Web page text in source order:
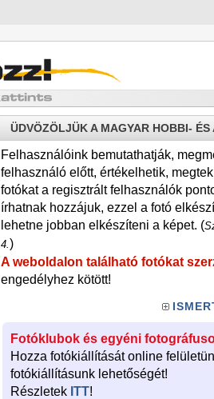
ÜDVÖZÖLJÜK A MAGYAR HOBBI-
Felhasználóink bemutathatják,
felhasználó előtt, értékelhetik,
fotókat a regisztrált felhasználók
írhatnak hozzájuk, ezzel a fotó
lehetne jobban elkészíteni a képet. (
4.)
A weboldalon található fotókat
engedélyhez kötött!
Fotóklubok és egyéni
Hozza fotókiállítását online
fotókiállításunk lehetőségét!
Részletek ITT!